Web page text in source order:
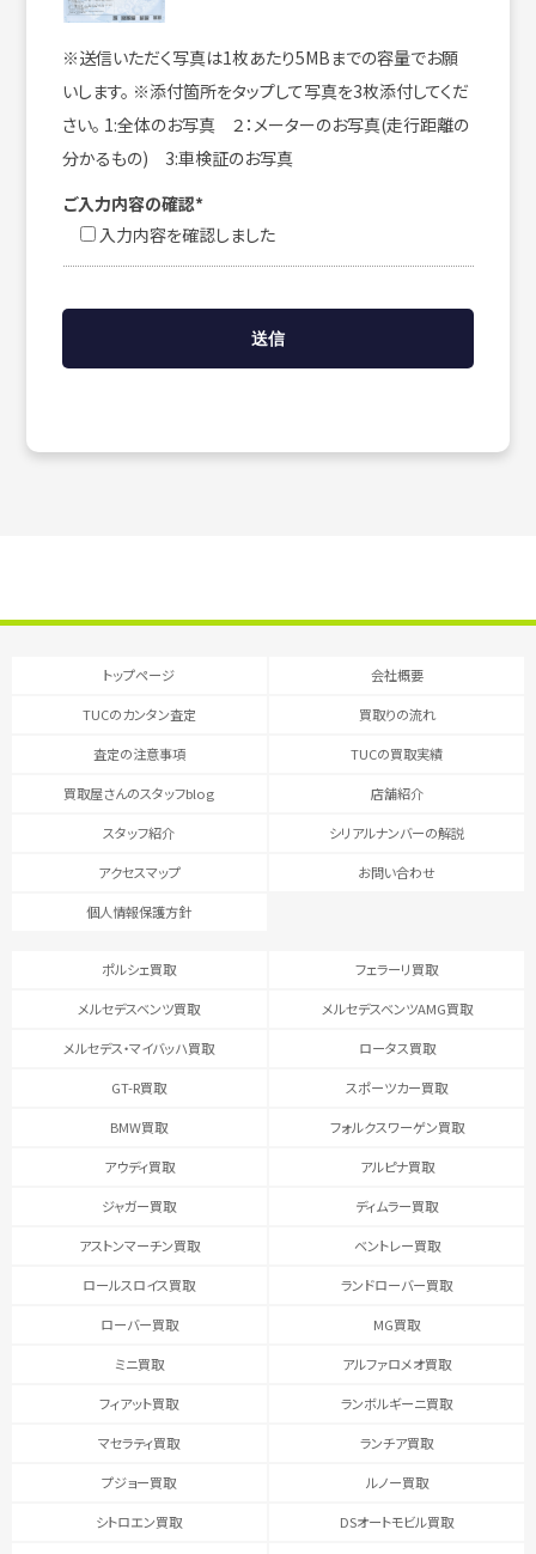
※送信いただく写真は1枚あたり5MBまでの容量でお願
いします。 ※添付箇所をタップして写真を3枚添付してくだ
さい。 1:全体のお写真 ２：メーターのお写真(走行距離の
分かるもの) 3:車検証のお写真
ご入力内容の確認*
入力内容を確認しました
トップページ 会社概要
TUCのカンタン査定 買取りの流れ
査定の注意事項 TUCの買取実績
買取屋さんのスタッフblog 店舗紹介
スタッフ紹介 シリアルナンバーの解説
アクセスマップ お問い合わせ
個人情報保護方針
ポルシェ買取 フェラーリ買取
メルセデスベンツ買取 メルセデスベンツAMG買取
メルセデス・マイバッハ買取 ロータス買取
GT-R買取 スポーツカー買取
BMW買取 フォルクスワーゲン買取
アウディ買取 アルピナ買取
ジャガー買取 ディムラー買取
アストンマーチン買取 ベントレー買取
ロールスロイス買取 ランドローバー買取
ローバー買取 MG買取
ミニ買取 アルファロメオ買取
フィアット買取 ランボルギーニ買取
マセラティ買取 ランチア買取
プジョー買取 ルノー買取
シトロエン買取 DSオートモビル買取